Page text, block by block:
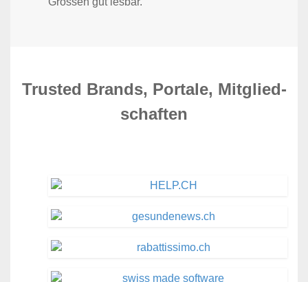
Trusted Brands, Portale, Mit­glied­
schaften